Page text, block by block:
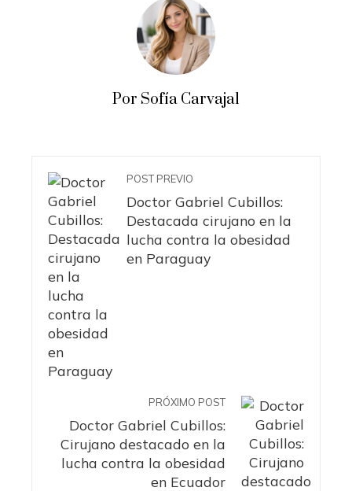
Por Sofía Carvajal
POST PREVIO
Doctor Gabriel Cubillos:
Destacada cirujano en la
lucha contra la obesidad
en Paraguay
PRÓXIMO POST
Doctor Gabriel Cubillos:
Cirujano destacado en la
lucha contra la obesidad
en Ecuador